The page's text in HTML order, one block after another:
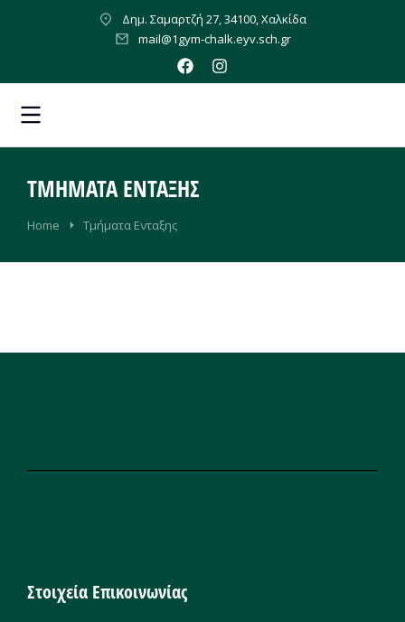
Δημ. Σαμαρτζή 27, 34100, Χαλκίδα
mail@1gym-chalk.eyv.sch.gr
ΤΜΉΜΑΤΑ ΕΝΤΑΞΗΣ
You are here:
Home Τμήματα Ενταξης
Στοιχεία Επικοινωνίας